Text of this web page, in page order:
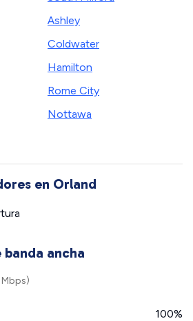
Ashley
Coldwater
Hamilton
Rome City
Nottawa
en Orland
ancha
100%